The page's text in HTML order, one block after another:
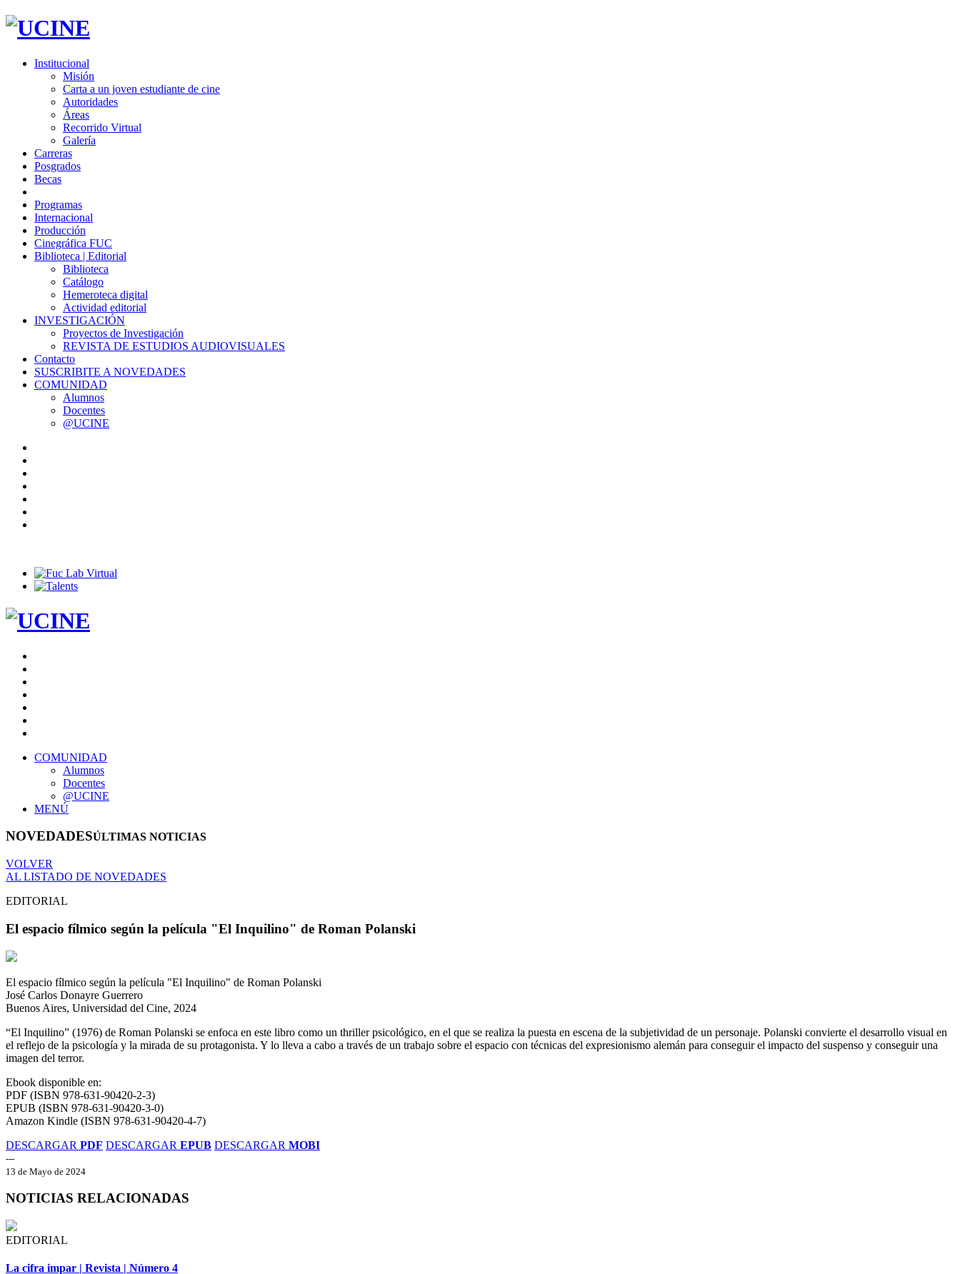
Institucional
Misión
Carta a un joven estudiante de cine
Autoridades
Áreas
Recorrido Virtual
Galería
Carreras
Posgrados
Becas
Programas
Internacional
Producción
Cinegráfica FUC
Biblioteca | Editorial
Biblioteca
Catálogo
Hemeroteca digital
Actividad editorial
INVESTIGACIÓN
Proyectos de Investigación
REVISTA DE ESTUDIOS AUDIOVISUALES
Contacto
SUSCRIBITE A NOVEDADES
COMUNIDAD
Alumnos
Docentes
@UCINE
COMUNIDAD
Alumnos
Docentes
@UCINE
MENÚ
NOVEDADESÚLTIMAS NOTICIAS
VOLVER
AL LISTADO DE NOVEDADES
EDITORIAL
El espacio fílmico según la película "El Inquilino" de Roman Polanski
El espacio fílmico según la película "El Inquilino" de Roman Polanski
José Carlos Donayre Guerrero
Buenos Aires, Universidad del Cine, 2024
“El Inquilino” (1976) de Roman Polanski se enfoca en este libro como un thriller psicológico, en el que se realiza la puesta en escena de la subjetividad de un personaje. Polanski convierte el desarrollo visual en
el reflejo de la psicología y la mirada de su protagonista. Y lo lleva a cabo a través de un trabajo sobre el espacio con técnicas del expresionismo alemán para conseguir el impacto del suspenso y conseguir una
imagen del terror.
Ebook disponible en:
PDF (ISBN 978-631-90420-2-3)
EPUB (ISBN 978-631-90420-3-0)
Amazon Kindle (ISBN 978-631-90420-4-7)
DESCARGAR PDF DESCARGAR EPUB DESCARGAR MOBI
---
13 de Mayo de 2024
NOTICIAS RELACIONADAS
EDITORIAL
La cifra impar | Revista | Número 4